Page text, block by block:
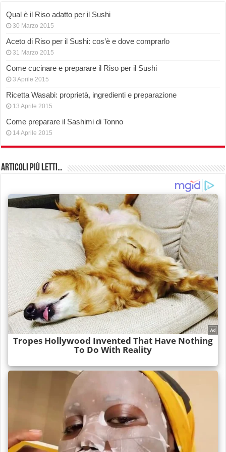
Qual è il Riso adatto per il Sushi
30 Marzo 2015
Aceto di Riso per il Sushi: cos’è e dove comprarlo
31 Marzo 2015
Come cucinare e preparare il Riso per il Sushi
3 Aprile 2015
Ricetta Wasabi: proprietà, ingredienti e preparazione
13 Aprile 2015
Come preparare il Sashimi di Tonno
14 Aprile 2015
Articoli più Letti…